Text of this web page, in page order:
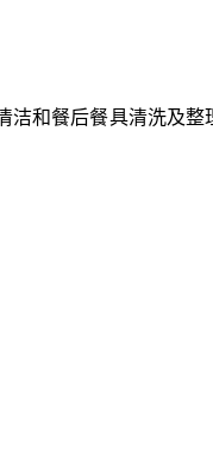
洁和餐后餐具清洗及整